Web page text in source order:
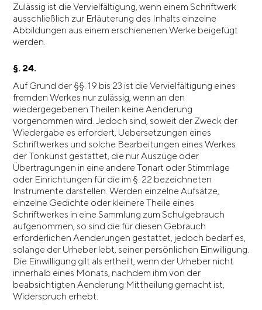
Zulässig ist die Vervielfältigung, wenn einem Schriftwerk
ausschließlich zur Erläuterung des Inhalts einzelne
Abbildungen aus einem erschienenen Werke beigefügt
werden.
§. 24.
Auf Grund der §§. 19 bis 23 ist die Vervielfältigung eines
fremden Werkes nur zulässig, wenn an den
wiedergegebenen Theilen keine Aenderung
vorgenommen wird. Jedoch sind, soweit der Zweck der
Wiedergabe es erfordert, Uebersetzungen eines
Schriftwerkes und solche Bearbeitungen eines Werkes
der Tonkunst gestattet, die nur Auszüge oder
Übertragungen in eine andere Tonart oder Stimmlage
oder Einrichtungen für die im §. 22 bezeichneten
Instrumente darstellen. Werden einzelne Aufsätze,
einzelne Gedichte oder kleinere Theile eines
Schriftwerkes in eine Sammlung zum Schulgebrauch
aufgenommen, so sind die für diesen Gebrauch
erforderlichen Aenderungen gestattet, jedoch bedarf es,
solange der Urheber lebt, seiner persönlichen Einwilligung.
Die Einwilligung gilt als ertheilt, wenn der Urheber nicht
innerhalb eines Monats, nachdem ihm von der
beabsichtigten Aenderung Mittheilung gemacht ist,
Widerspruch erhebt.